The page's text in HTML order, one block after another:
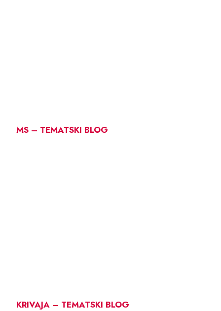
MS – TEMATSKI BLOG
KRIVAJA – TEMATSKI BLOG